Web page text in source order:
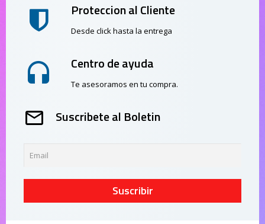
Proteccion al Cliente
Desde click hasta la entrega
Centro de ayuda
Te asesoramos en tu compra.
Suscribete al Boletin
Suscribir